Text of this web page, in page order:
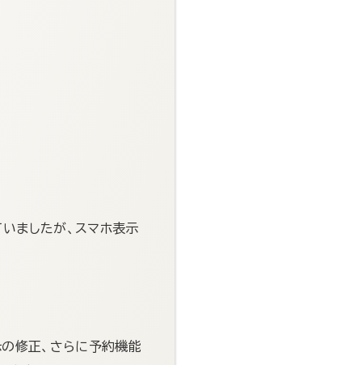
ましたが、スマホ表示
修正、さらに予約機能